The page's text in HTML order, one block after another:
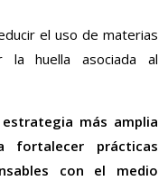
el uso de materias
la huella asociada al
más amplia
fortalecer prácticas
con el medio